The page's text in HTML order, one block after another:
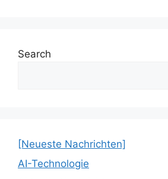
Search
[Neueste Nachrichten]
AI-Technologie